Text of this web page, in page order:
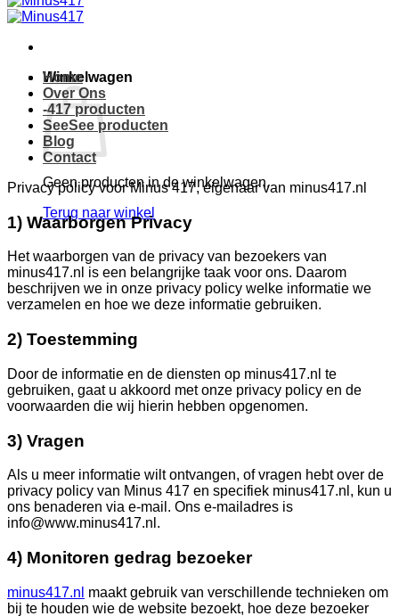
Winkelwagen
Geen producten in de winkelwagen.
Terug naar winkel
Home
Over Ons
-417 producten
SeeSee producten
Blog
Contact
Privacy policy voor Minus 417, eigenaar van minus417.nl
1) Waarborgen Privacy
Het waarborgen van de privacy van bezoekers van
minus417.nl is een belangrijke taak voor ons. Daarom
beschrijven we in onze privacy policy welke informatie we
verzamelen en hoe we deze informatie gebruiken.
2) Toestemming
Door de informatie en de diensten op minus417.nl te
gebruiken, gaat u akkoord met onze privacy policy en de
voorwaarden die wij hierin hebben opgenomen.
3) Vragen
Als u meer informatie wilt ontvangen, of vragen hebt over de
privacy policy van Minus 417 en specifiek minus417.nl, kun u
ons benaderen via e-mail. Ons e-mailadres is
info@www.minus417.nl.
4) Monitoren gedrag bezoeker
minus417.nl maakt gebruik van verschillende technieken om
bij te houden wie de website bezoekt, hoe deze bezoeker